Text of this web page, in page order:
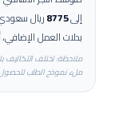
إلى8775ريال
بدلات العمل
ملاحظة: تختلف التكاليف
ملء نموذج الطلب